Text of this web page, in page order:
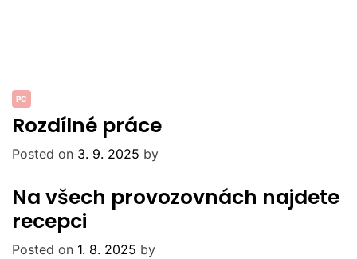
PC
Rozdílné práce
Posted on 3. 9. 2025 by
Na všech provozovnách najdete
recepci
Posted on 1. 8. 2025 by